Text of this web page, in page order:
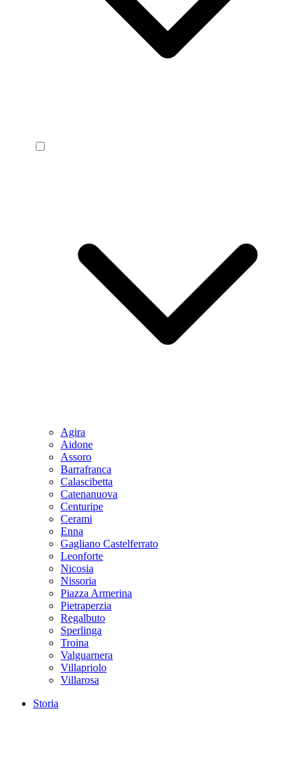
Agira
Aidone
Assoro
Barrafranca
Calascibetta
Catenanuova
Centuripe
Cerami
Enna
Gagliano Castelferrato
Leonforte
Nicosia
Nissoria
Piazza Armerina
Pietraperzia
Regalbuto
Sperlinga
Troina
Valguarnera
Villapriolo
Villarosa
Storia